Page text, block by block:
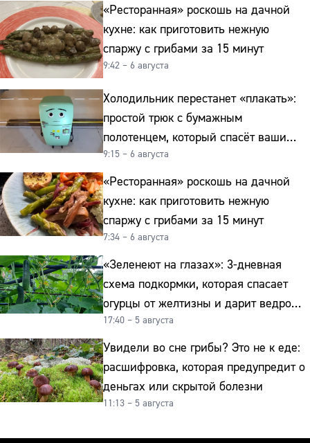
«Ресторанная» роскошь на дачной
кухне: как приготовить нежную
спаржу с грибами за 15 минут
9:42 – 6 августа
Холодильник перестанет «плакать»:
простой трюк с бумажным
полотенцем, который спасёт ваши
овощи от гнили
9:15 – 6 августа
«Ресторанная» роскошь на дачной
кухне: как приготовить нежную
спаржу с грибами за 15 минут
7:34 – 6 августа
«Зеленеют на глазах»: 3-дневная
схема подкормки, которая спасает
огурцы от желтизны и дарит ведро
урожая
17:40 – 5 августа
Увидели во сне грибы? Это не к еде:
расшифровка, которая предупредит о
деньгах или скрытой болезни
11:13 – 5 августа